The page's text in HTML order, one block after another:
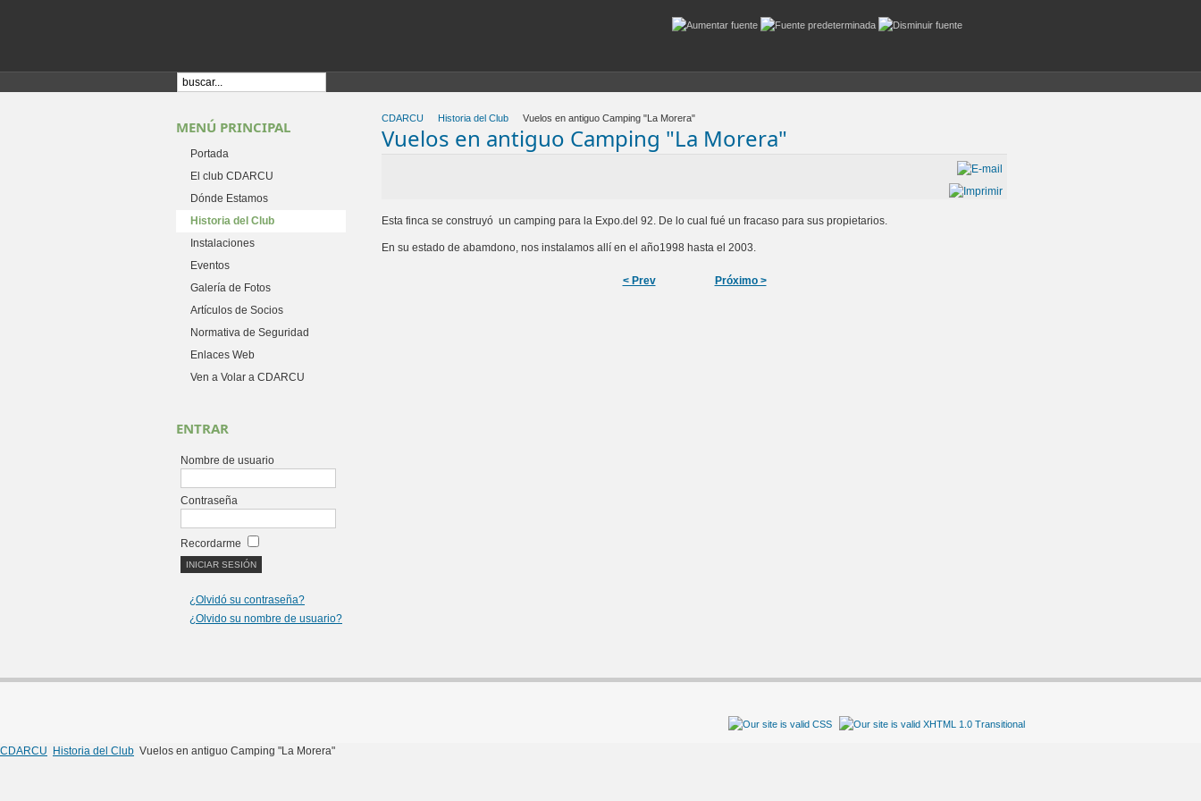
CDARCU Historia del Club Vuelos en antiguo Camping "La Morera"
Vuelos en antiguo Camping "La Morera"
Esta finca se construyó un camping para la Expo.del 92. De lo cual fué un fracaso para sus propietarios.
En su estado de abamdono, nos instalamos allí en el año1998 hasta el 2003.
< Prev Próximo >
MENÚ PRINCIPAL
Portada
El club CDARCU
Dónde Estamos
Historia del Club
Instalaciones
Eventos
Galería de Fotos
Artículos de Socios
Normativa de Seguridad
Enlaces Web
Ven a Volar a CDARCU
ENTRAR
Nombre de usuario
Contraseña
Recordarme
¿Olvidó su contraseña?
¿Olvido su nombre de usuario?
CDARCU Historia del Club Vuelos en antiguo Camping "La Morera"